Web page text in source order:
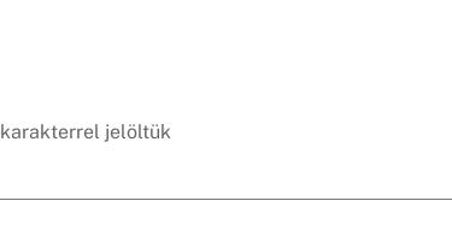
karakterrel jelöltük